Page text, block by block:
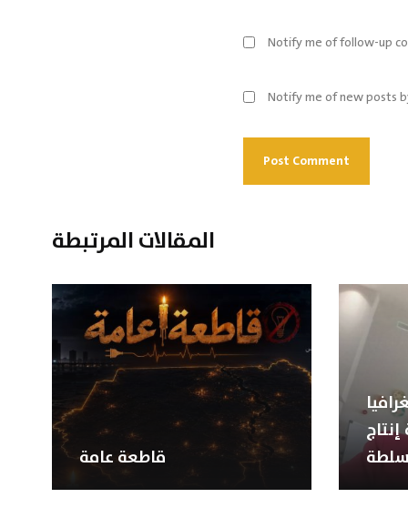
Notify me of follow-up
Notify me of new posts
المقالات المرتبطة
قاطعة عامة